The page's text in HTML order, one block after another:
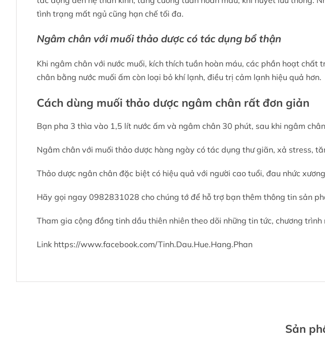
tình trạng mất ngủ cũng hạn chế tối đa.
Ngâm chân với muối thảo dược có tác dụng bổ thận
Khi ngâm chân với nước muối, kích thích tuần hoàn máu, các phần hoạt
chân bằng nước muối ấm còn loại bỏ khí lạnh, điều trị cảm lạnh hiệu quả hơn.
Cách dùng muối thảo dược ngâm chân rất đơn giản
Bạn pha 3 thìa vào 1,5 lít nước ấm và ngâm chân 30 phút, sau khi ngâm
Ngâm chân với muối thảo dược hàng ngày có tác dụng thư giãn, xả stress,
Thảo dược ngân chân đặc biệt có hiệu quả với người cao tuổi, đau nhức
Hãy gọi ngay 0982831028 cho chúng tớ để hỗ trợ bạn thêm thông tin sản
Tham gia cộng đồng tinh dầu thiên nhiên theo dõi những tin tức, chương
Link https://www.facebook.com/Tinh.Dau.Hue.Hang.Phan
Sản